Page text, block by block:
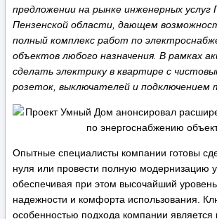
предложении на рынке инженерных услуг
Пензенской области, дающем
полный комплекс работ по
объектов любого назначения. В рамках
сделать электрику в квартире с
розеток, выключателей и подключением
Опытные специалисты компании готовы
нуля или провести полную модернизацию
обеспечивая при этом высочайший уровень
надежности и комфорта использования.
особенностью подхода компании является